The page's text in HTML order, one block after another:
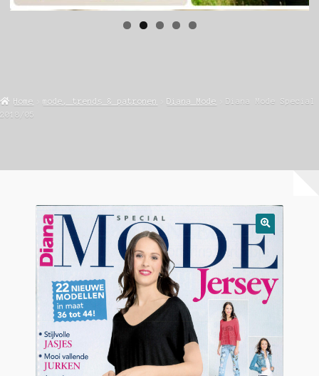
Home mode, trends & patronen Diana Mode
Diana Mode Special
2018/05
🔍